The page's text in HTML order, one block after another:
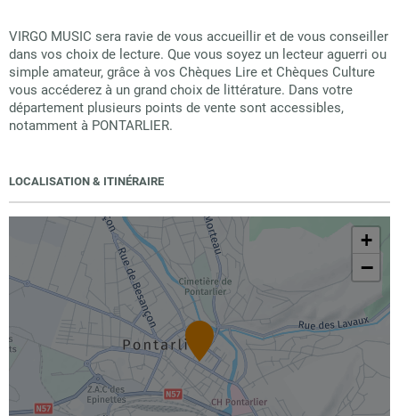
VIRGO MUSIC sera ravie de vous accueillir et de vous conseiller
dans vos choix de lecture. Que vous soyez un lecteur aguerri ou
simple amateur, grâce à vos Chèques Lire et Chèques Culture
vous accéderez à un grand choix de littérature. Dans votre
département plusieurs points de vente sont accessibles,
notamment à PONTARLIER.
LOCALISATION & ITINÉRAIRE
+
−